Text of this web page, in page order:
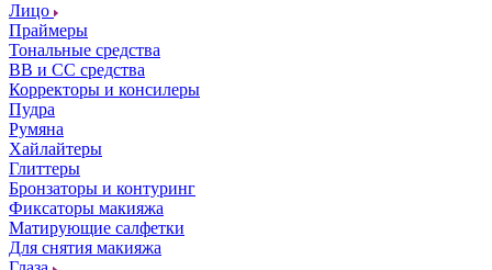
Лицо
Праймеры
Тональные средства
ВВ и СС средства
Корректоры и консилеры
Пудра
Румяна
Хайлайтеры
Глиттеры
Бронзаторы и контуринг
Фиксаторы макияжа
Матирующие салфетки
Для снятия макияжа